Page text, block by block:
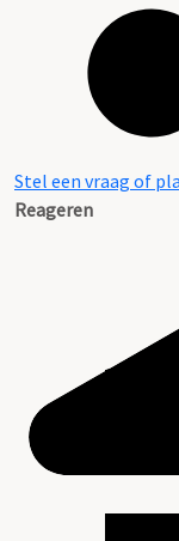
Stel een vraag of
Reageren